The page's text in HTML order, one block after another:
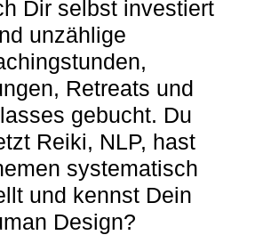
Dir selbst investiert
unzählige
Retreats und
gebucht. Du
Reiki, NLP, hast
systematisch
und kennst Dein
Design?